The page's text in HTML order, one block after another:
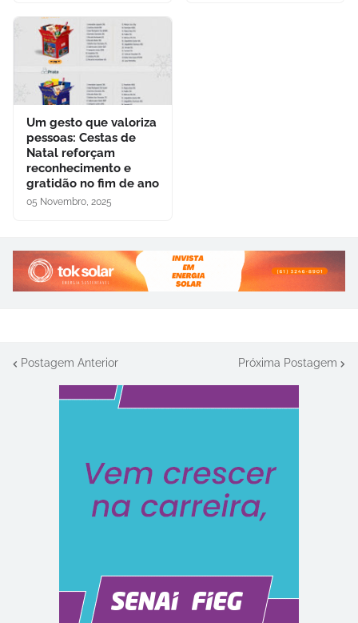
Um gesto que valoriza
pessoas: Cestas de
Natal reforçam
reconhecimento e
gratidão no fim de ano
05 Novembro, 2025
Postagem Anterior Próxima Postagem